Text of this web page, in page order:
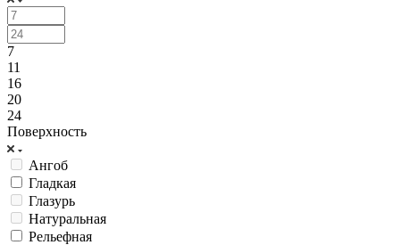
7
11
16
20
24
Поверхность
Ангоб
Гладкая
Глазурь
Натуральная
Рельефная